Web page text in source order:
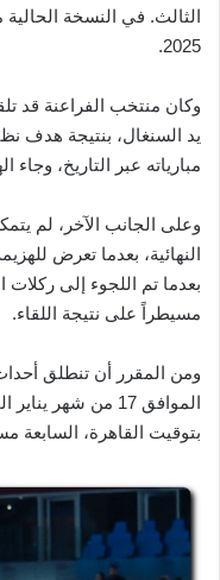
الثالث. في النسخة
2025.
وكان منتخب الفراعنة قد
يد السنغال، بنتيجة هدف
مبارياته عبر التاريخ،
وعلى الجانب الآخر، لم
النهائية، بعدما تعرض
بعدما تم اللجوء إلى
مسيطراً على نتيجة اللقاء.
ومن المقرر أن تنطلق
الموافق 17 من
بتوقيت القاهرة، السابعة